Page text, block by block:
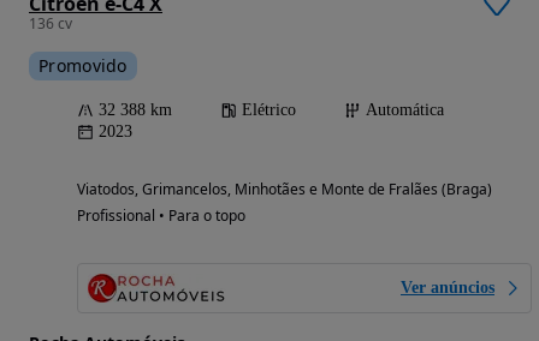
136 cv
Promovido
32 388 km Elétrico
Automática
2023
Viatodos, Grimancelos, Minhotães e Monte de Fralães (Braga)
Profissional • Para o topo
Ver anúncios